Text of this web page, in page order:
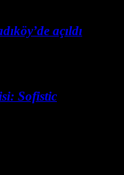
açıldı
Sofistic